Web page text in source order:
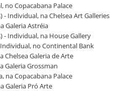
no Copacabana Palace
- Individual, na Chelsea Art Galleries
Galeria Astréia
- Individual, na House Gallery
no Continental Bank
Chelsea Galeria de Arte
Galeria Grossman
na Copacabana Palace
Galeria Pró Arte